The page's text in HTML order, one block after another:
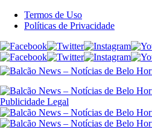
Termos de Uso
Políticas de Privacidade
Publicidade Legal